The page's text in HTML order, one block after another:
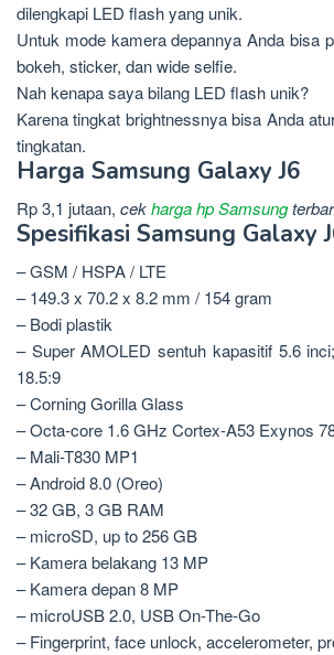
dilengkapi LED flash yang unik.
Untuk mode kamera depannya Anda bisa
bokeh, sticker, dan wide selfie.
Nah kenapa saya bilang LED flash unik?
Karena tingkat brightnessnya bisa Anda
tingkatan.
Harga Samsung Galaxy J6
Rp 3,1 jutaan, cekharga hp Samsung
Spesifikasi Samsung Galaxy
– GSM / HSPA / LTE
– 149.3 x 70.2 x 8.2 mm / 154 gram
– Bodi plastik
– Super AMOLED sentuh kapasitif 5.6
18.5:9
– Corning Gorilla Glass
– Octa-core 1.6 GHz Cortex-A53 Exynos
– Mali-T830 MP1
– Android 8.0 (Oreo)
– 32 GB, 3 GB RAM
– microSD, up to 256 GB
– Kamera belakang 13 MP
– Kamera depan 8 MP
– microUSB 2.0, USB On-The-Go
– Fingerprint, face unlock, accelerometer,